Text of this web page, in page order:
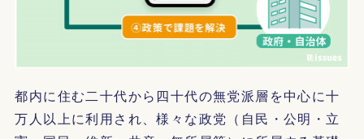
都内に住む二十代から四十代の無党派層を中心に十
万人以上に利用され、様々な政党（自民・公明・立